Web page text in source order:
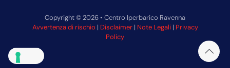
Copyright © 2026 • Centro Iperbarico Ravenna
Avvertenza di rischio | Disclaimer| Note Legali| Privacy
Policy